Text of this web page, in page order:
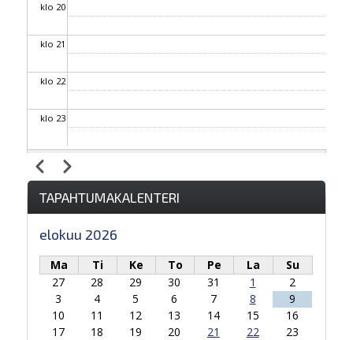
klo 20
klo 21
klo 22
klo 23
Sivutus
EdellinenSeuraava
TAPAHTUMAKALENTERI
elokuu 2026
Ma Ti Ke To Pe La
Su
27
28 29 30 31 1
2
3
4 5 6 7 8
9
10
11 12 13 14 15
16
17
18 19 20 21 22
23